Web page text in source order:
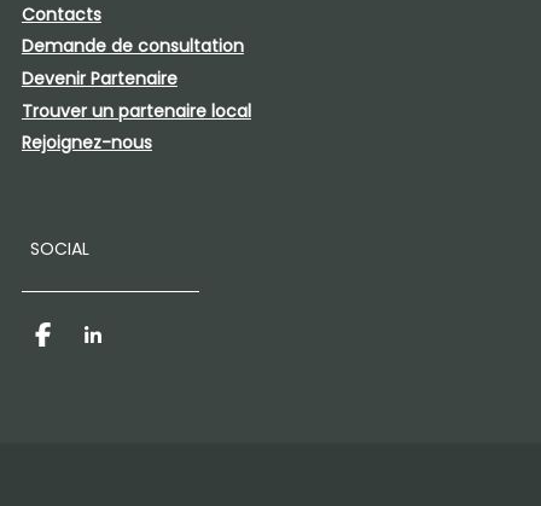
Contacts
Demande de consultation
Devenir Partenaire​
Trouver un partenaire local
Rejoignez-nous
SOCIAL
FacebookLinkedIn